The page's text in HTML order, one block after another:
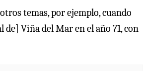
temas, por ejemplo, cuando
de] Viña del Mar en el año 71, con